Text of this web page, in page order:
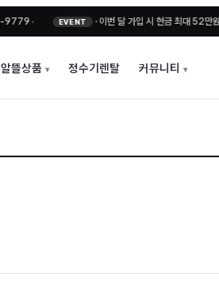
• EVENT ·이번 달 가입 시 현금 최대 52만원 지원
알뜰상품 정수기렌탈 커뮤니티